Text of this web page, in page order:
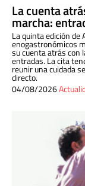
La cuenta
marcha:
La quinta edición de
enogastronómicos
su cuenta atrás con
entradas. La cita
reunir una cuidada
directo.
04/08/2026